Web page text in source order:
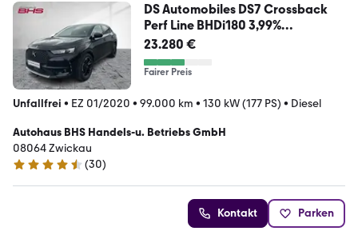
DS Automobiles DS7 Crossback
Perf Line BHDi180 3,99%
Sonderzins
23.280 €
Fairer Preis
Unfallfrei • EZ 01/2020 • 99.000 km • 130 kW (177 PS) • Diesel
Autohaus BHS Handels-u. Betriebs GmbH
08064 Zwickau
4.6 Sterne
(30)
Kontakt Parken